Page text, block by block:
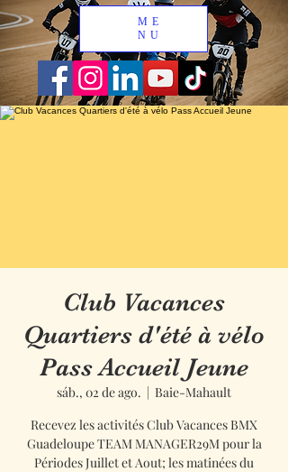
ME
NU
Club Vacances
Quartiers d'été à vélo
Pass Accueil Jeune
sáb., 02 de ago.
  |
Baie-Mahault
Recevez les activités Club Vacances BMX
Guadeloupe TEAM MANAGER29M pour la
Périodes Juillet et Aout; les matinées du